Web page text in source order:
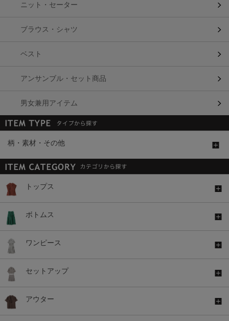
ニット・セーター
ブラウス・シャツ
ベスト
アンサンブル・セット商品
男女兼用アイテム
柄・素材・その他
トップス
ボトムス
ワンピース
セットアップ
アウター